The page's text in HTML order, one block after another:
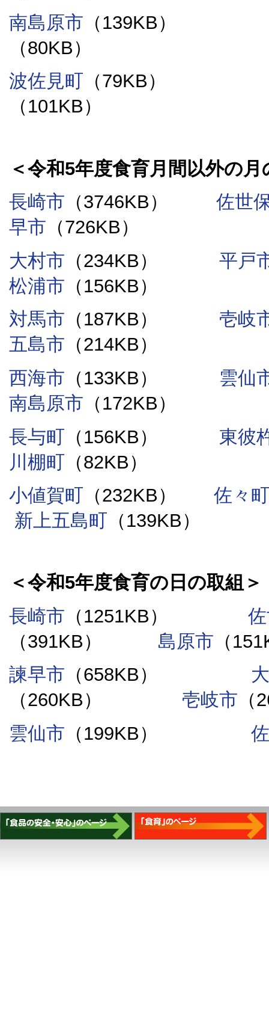
南島原市 （139KB
（80KB
波佐見町 （79KB
（101KB）
＜令和5年度食育月間以外の月
長崎市 （3746KB） 佐世
早市 （726KB）
大村市 （234KB） 平戸
松浦市 （156KB）
対馬市 （187KB） 壱岐
五島市 （214KB）
西海市 （133KB） 雲仙
南島原市 （172KB）
長与町 （156KB） 東彼
川棚町 （82KB）
小値賀町 （232KB） 佐々町
新上五島町 （139KB）
＜令和5年度食育の日の取組＞
長崎市 （1251KB）
（391KB） 島原市 （
諫早市 （658KB）
（260KB） 壱岐市 （
雲仙市 （199KB）